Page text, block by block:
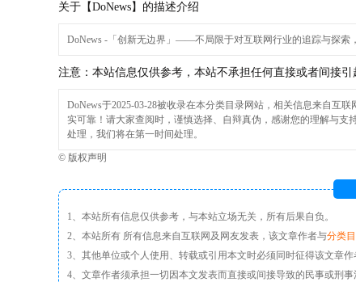
关于【DoNews】的描述介绍
DoNews -「创新无边界」——不局限于对互联网行业的追踪与探索
注意：本站信息仅供参考，本站不承担任何直接或者间接引
DoNews于2025-03-28被收录在本分类目录网站，相关信息来自互
实可靠！请大家查阅时，谨慎选择、自辩真伪，感谢您的理解与
处理，我们将在第一时间处理。
© 版权声明
1、本站所有信息仅供参考，与本站立场无关，所有后果自负。
2、本站所有 所有信息来自互联网及网友发表，该文章作者与分类
3、其他单位或个人使用、转载或引用本文时必须同时征得该文章作
4、文章作者须承担一切因本文发表而直接或间接导致的民事或刑事